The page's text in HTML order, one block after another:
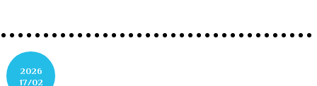
2026
17/02